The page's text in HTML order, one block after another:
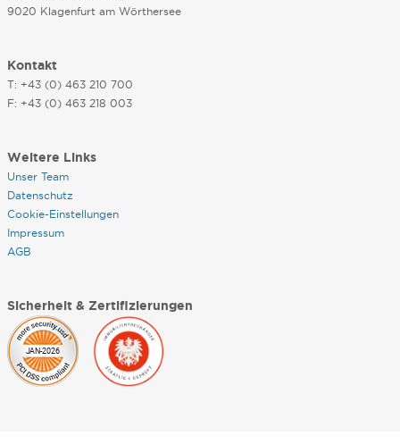
9020 Klagenfurt am Wörthersee
Kontakt
T: +43 (0) 463 210 700
F: +43 (0) 463 218 003
Weitere Links
Unser Team
Datenschutz
Cookie-Einstellungen
Impressum
AGB
Sicherheit & Zertifizierungen